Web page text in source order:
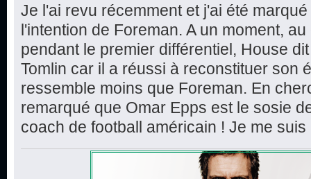
Je l'ai revu récemment et j'ai été
l'intention de Foreman. A un moment,
pendant le premier différentiel, House
Tomlin car il a réussi à reconstituer son
ressemble moins que Foreman. En
remarqué que Omar Epps est le sosie
coach de football américain ! Je me